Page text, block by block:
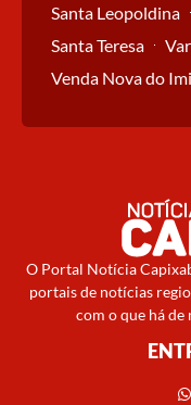
Santa Leopoldina
Santa Teresa
Venda Nova do
O Portal Notícia
portais de notícias
com o que há